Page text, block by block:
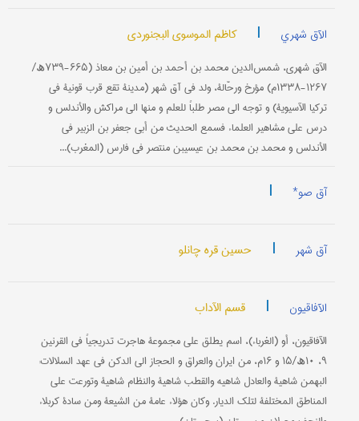
الآق شهري | کاظم الموسوي البجنوردي
الآق شهري، شمس‌الدین محمد بن أحمد بن أمین بن معاذ (۶۶۵-۷۳۹ھ/
۱۲۶۷-۱۳۳۸م) مؤرخ ورحّالة، ولد في آق شهر (مدینة تقع قرب قونیة في
ترکیا الآسیویة) و توجه الی مصر طلباً للعلم و منها الی مراکش والأندلس و
درس علی مشاهیر العلماء فسمع الحدیث من أبي جعفر بن الزبیر في
الأندلس و محمد بن محمد بن عیسیبن منتصر في فارس (المغرب)...
آق صو* |
آق شهر | حسین قره چانلو
الآفاقیون | قسم الآداب
الآفاقیون، أو (الغرباء)، اسم یطلق علی مجموعة هاجرت تدریجیاً في القرنین
۹، ۱۰ھ/۱۵ و ۱۶م، من ایران والعراق و الحجاز الی الدکن في عهد السلالات:
البهمن شاهیة والعادل شاهیه والقطب شاهیة والنظام شاهیة وتورعت علی
المناطق المختلفة لتلک الدیار. وکان هؤلاء عامة من الشیعة ومن سادة کربلاء